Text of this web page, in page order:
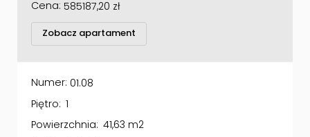
Cena: 585187,20 zł
Zobacz apartament
Numer: 01.08
Piętro: 1
Powierzchnia: 41,63 m2